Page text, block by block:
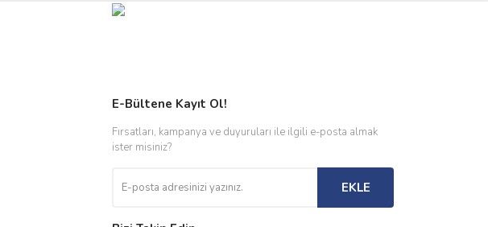
E-Bültene Kayıt Ol!
Fırsatları, kampanya ve duyuruları ile ilgili e-posta almak
ister misiniz?
EKLE